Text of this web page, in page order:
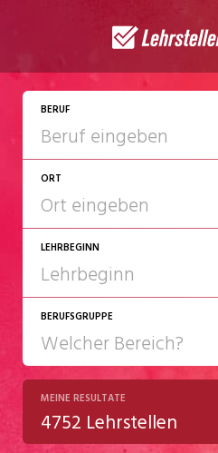
BERUF
ORT
LEHRBEGINN
2027
2028
BERUFSGRUPPE
Chemie/Pharma
Gastgewerbe
MEINE RESULTATE
4752 Lehrstellen